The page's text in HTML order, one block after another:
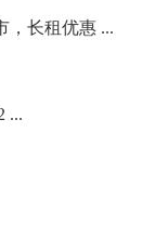
，长租优惠 ...
...